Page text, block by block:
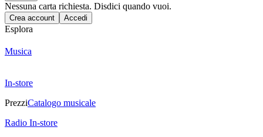
Nessuna carta richiesta. Disdici quando vuoi.
Crea account Accedi
Esplora
Musica
In-store
PrezziCatalogo musicale
Radio In-store